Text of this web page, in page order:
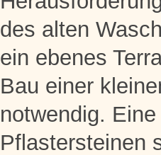
des alten
ein ebenes
Bau einer
notwendig.
Pflastersteinen